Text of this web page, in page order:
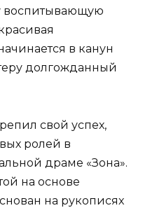
воспитывающую
в канун
долгожданный
свой успех,
ролей в
драме «Зона».
на основе
на рукописях